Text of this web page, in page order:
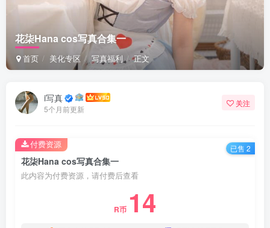
花柒Hana cos写真合集一
首页 美化专区 写真福利 正文
i写真
5个月前更新
关注
花柒Hana cos写真合集一
此内容为付费资源，请付费后查看
R币 14
付费资源 已售 2